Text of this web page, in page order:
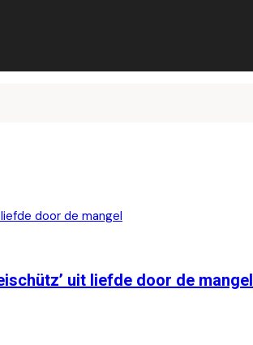
uit liefde door de mangel